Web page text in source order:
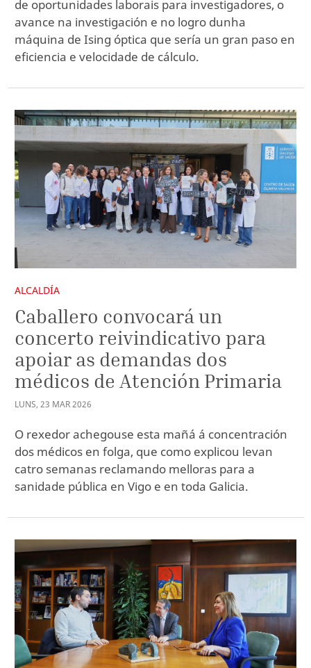
de oportunidades laborais para investigadores, o
avance na investigación e no logro dunha
máquina de Ising óptica que sería un gran paso en
eficiencia e velocidade de cálculo.
ALCALDÍA
Caballero convocará un
concerto reivindicativo para
apoiar as demandas dos
médicos de Atención Primaria
LUNS, 23 MAR2026
O rexedor achegouse esta mañá á concentración
dos médicos en folga, que como explicou levan
catro semanas reclamando melloras para a
sanidade pública en Vigo e en toda Galicia.